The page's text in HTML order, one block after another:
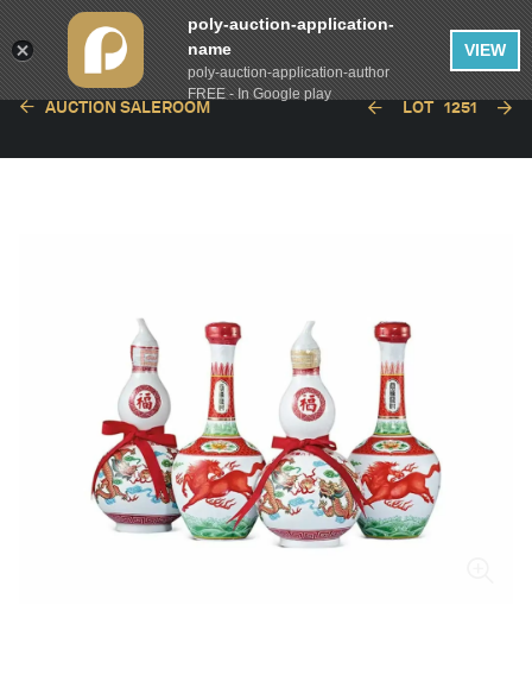
AUCTION SALEROOM LOT 1251
poly-auction-application-
name
poly-auction-application-author
FREE - In Google play
VIEW